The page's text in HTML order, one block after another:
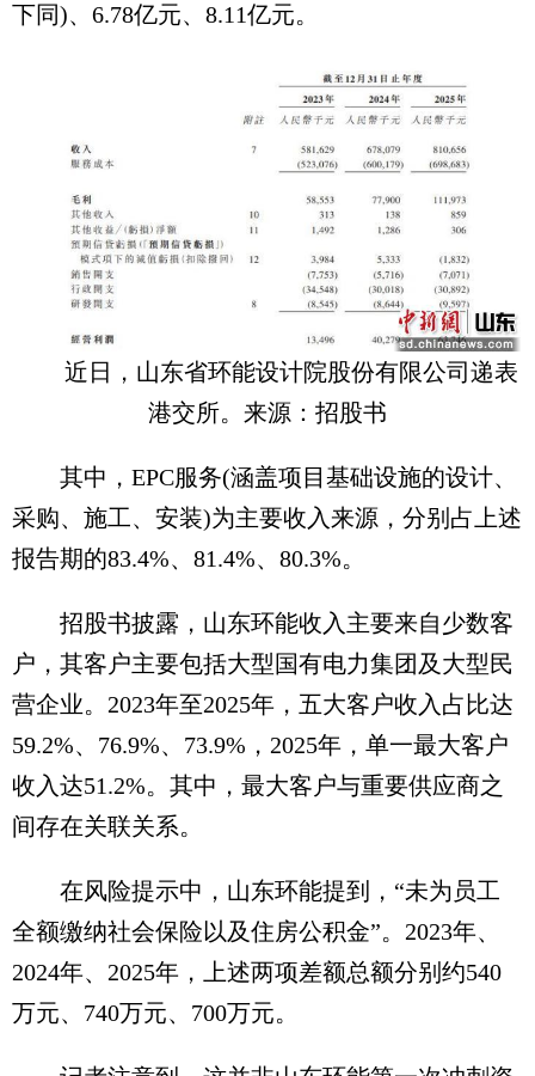
下同)、6.78亿元、8.11亿元。
近日，山东省环能设计院股份有限公司递表
港交所。来源：招股书
其中，EPC服务(涵盖项目基础设施的设计、
采购、施工、安装)为主要收入来源，分别占上述
报告期的83.4%、81.4%、80.3%。
招股书披露，山东环能收入主要来自少数客
户，其客户主要包括大型国有电力集团及大型民
营企业。2023年至2025年，五大客户收入占比达
59.2%、76.9%、73.9%，2025年，单一最大客户
收入达51.2%。其中，最大客户与重要供应商之
间存在关联关系。
在风险提示中，山东环能提到，“未为员工
全额缴纳社会保险以及住房公积金”。2023年、
2024年、2025年，上述两项差额总额分别约540
万元、740万元、700万元。